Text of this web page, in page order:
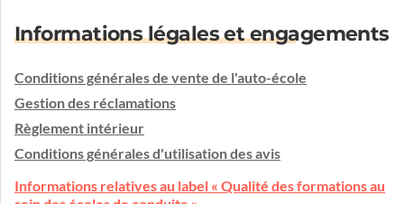
Informations légales et engagements
Conditions générales de vente de l'auto-école
Gestion des réclamations
Règlement intérieur
Conditions générales d'utilisation des avis
Informations relatives au label « Qualité des formations au